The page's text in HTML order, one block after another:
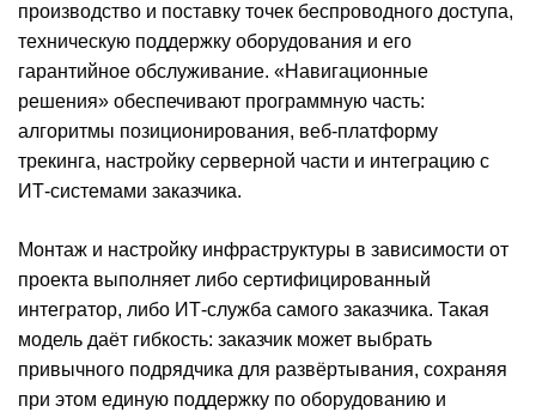
производство и поставку точек беспроводного доступа,
техническую поддержку оборудования и его
гарантийное обслуживание. «Навигационные
решения» обеспечивают программную часть:
алгоритмы позиционирования, веб-платформу
трекинга, настройку серверной части и интеграцию с
ИТ-системами заказчика.
Монтаж и настройку инфраструктуры в зависимости от
проекта выполняет либо сертифицированный
интегратор, либо ИТ-служба самого заказчика. Такая
модель даёт гибкость: заказчик может выбрать
привычного подрядчика для развёртывания, сохраняя
при этом единую поддержку по оборудованию и